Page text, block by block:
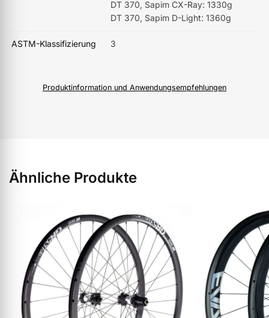
DT 370, Sapim CX-Ray: 1330g
DT 370, Sapim D-Light: 1360g
ASTM-Klassifizierung 3
Produktinformation und Anwendungsempfehlungen
Ähnliche Produkte